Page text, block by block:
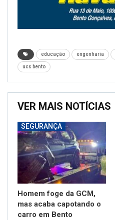
educação engenharia
ucs bento
VER MAIS NOTÍCIAS
SEGURANÇA
Homem foge da GCM,
mas acaba capotando o
carro em Bento